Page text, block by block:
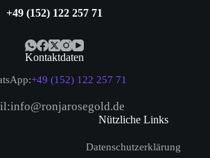
+49 (152) 122 257 71
Kontaktdaten
+49 (152) 122 257 71
Nützliche Links
Datenschutzerklärung